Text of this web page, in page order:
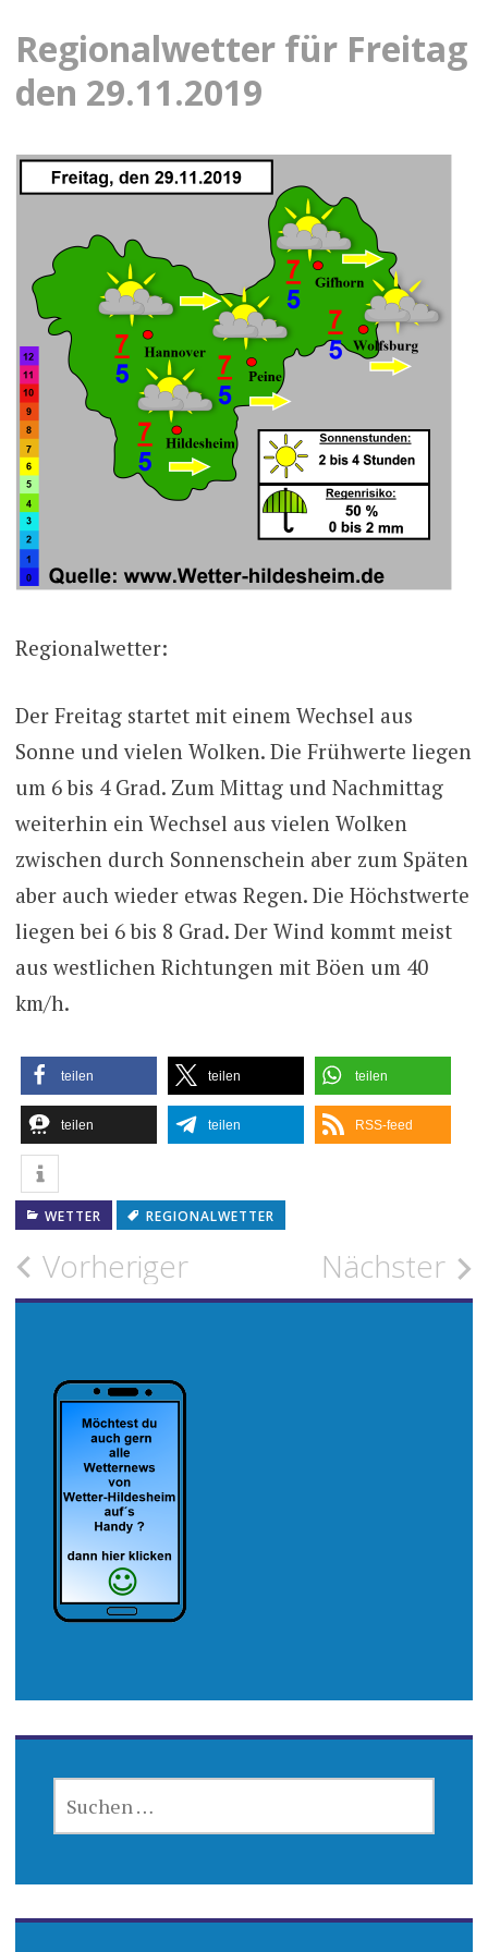
Regionalwetter für Freitag
den 29.11.2019
Regionalwetter:
Der Freitag startet mit einem Wechsel aus
Sonne und vielen Wolken. Die Frühwerte liegen
um 6 bis 4 Grad. Zum Mittag und Nachmittag
weiterhin ein Wechsel aus vielen Wolken
zwischen durch Sonnenschein aber zum Späten
aber auch wieder etwas Regen. Die Höchstwerte
liegen bei 6 bis 8 Grad. Der Wind kommt meist
aus westlichen Richtungen mit Böen um 40
km/h.
teilen teilen teilen
teilen teilen RSS-feed
WETTER REGIONALWETTER
Beitragsnavigation
Vorheriger Nächster
NACH: